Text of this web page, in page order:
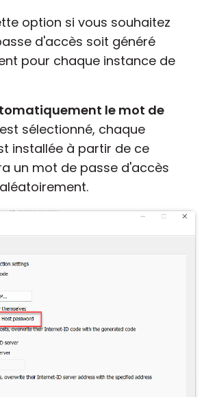
option si vous souhaitez
d'accès soit généré
pour chaque instance de
le mot de
est sélectionné, chaque
installée à partir de ce
un mot de passe d'accès